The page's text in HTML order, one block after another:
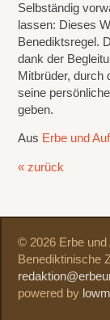
Selbständig
lassen: Dieses
Benediktsregel.
dank der
Mitbrüder, durch
seine
geben.
Aus Erbe und
« zurück
© 2026 Erbe und
Benediktinische
powered by